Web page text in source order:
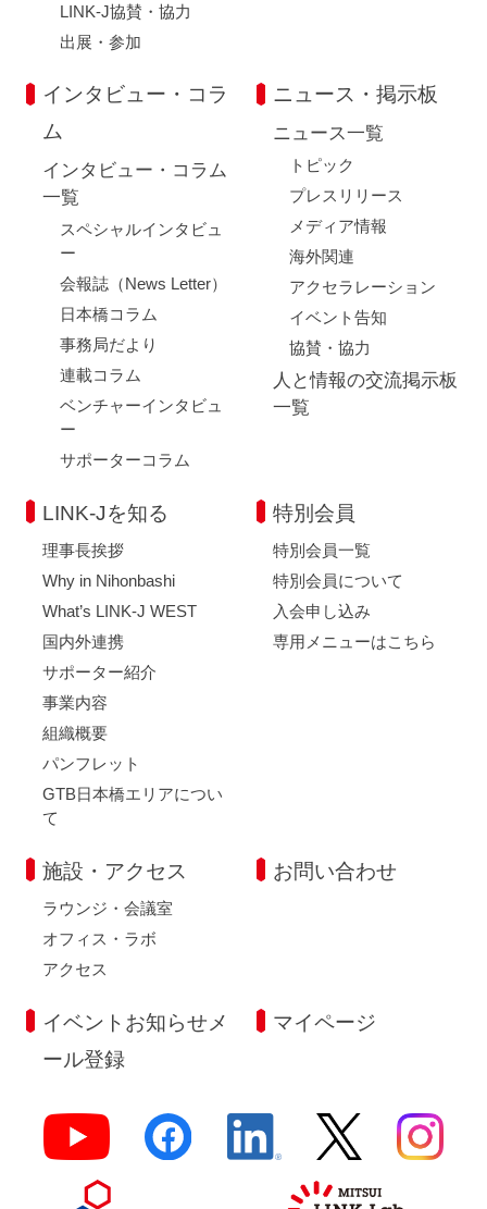
LINK-J協賛・協力
出展・参加
インタビュー・コラ
ム
インタビュー・コラム
一覧
スペシャルインタビュ
ー
会報誌（News Letter）
日本橋コラム
事務局だより
連載コラム
ベンチャーインタビュ
ー
サポーターコラム
ニュース・掲示板
ニュース一覧
トピック
プレスリリース
メディア情報
海外関連
アクセラレーション
イベント告知
協賛・協力
人と情報の交流掲示板
一覧
LINK-Jを知る
理事長挨拶
Why in Nihonbashi
What’s LINK-J WEST
国内外連携
サポーター紹介
事業内容
組織概要
パンフレット
GTB日本橋エリアについ
て
特別会員
特別会員一覧
特別会員について
入会申し込み
専用メニューはこちら
施設・アクセス
ラウンジ・会議室
オフィス・ラボ
アクセス
お問い合わせ
イベントお知らせメ
ール登録
マイページ